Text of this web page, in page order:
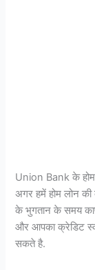
Union Bank के
अगर हमें होम लोन की
के भुगतान के समय
और आपका क्रेडिट
सकते है.